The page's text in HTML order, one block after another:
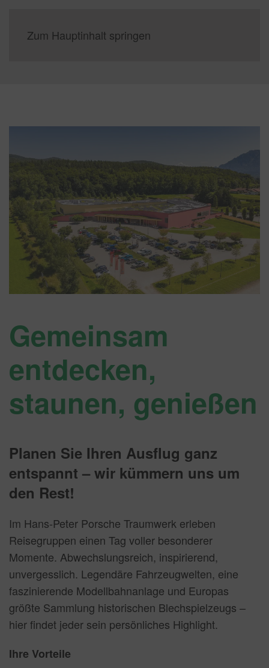
Zum Hauptinhalt springen
Gemeinsam
entdecken,
staunen, genießen
Planen Sie Ihren Ausflug ganz
entspannt – wir kümmern uns um
den Rest!
Im Hans-Peter Porsche Traumwerk erleben
Reisegruppen einen Tag voller besonderer
Momente. Abwechslungsreich, inspirierend,
unvergesslich. Legendäre Fahrzeugwelten, eine
faszinierende Modellbahnanlage und Europas
größte Sammlung historischen Blechspielzeugs –
hier findet jeder sein persönliches Highlight.
Ihre Vorteile